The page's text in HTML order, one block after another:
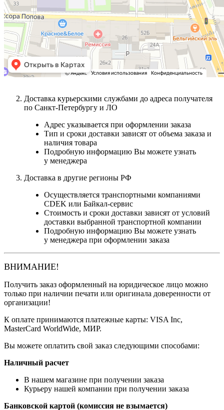
Доставка курьерскими службами до адреса получателя
по Санкт-Петербургу и ЛО
Адрес указывается при оформлении заказа
Тип и сроки доставки зависят от объема заказа и
наличия товара
Подробную информацию Вы можете узнать
у менеджера
Доставка в другие регионы РФ
Осуществляется транспортными компаниями
CDEK или Байкал-сервис
Стоимость и сроки доставки зависят от условий
доставки выбранной транспортной компании
Подробную информацию Вы можете узнать
у менеджера при оформлении заказа
ВНИМАНИЕ!
Получить заказ оформленный на юридическое лицо можно
только при наличии печати или оригинала доверенности от
организации!
К оплате принимаются платежные карты: VISA Inc,
MasterCard WorldWide, МИР.
Вы можете оплатить свой заказ следующими способами:
Наличный расчет
В нашем магазине при получении заказа
Курьеру нашей компании при получении заказа
Банковской картой (комиссия не взымается)